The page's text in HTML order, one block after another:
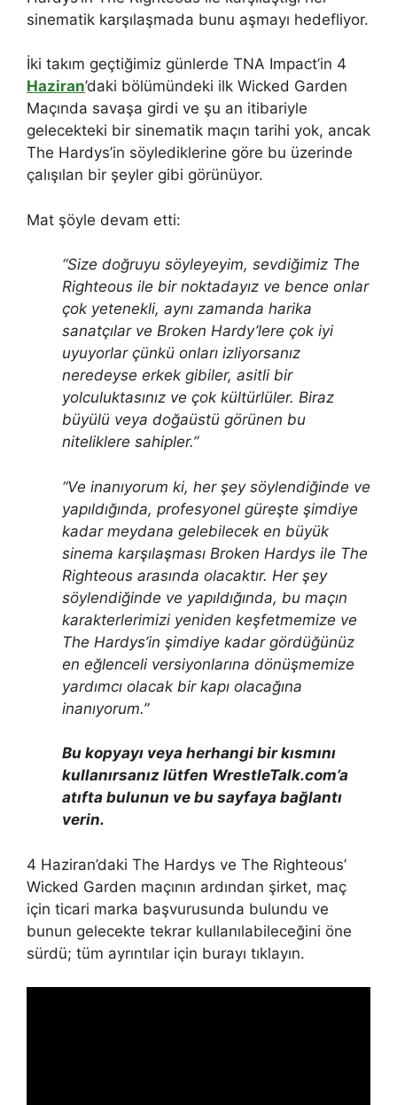
sinematik karşılaşmada bunu aşmayı hedefliyor.
İki takım geçtiğimiz günlerde TNA Impact’in 4
Haziran’daki bölümündeki ilk Wicked Garden
Maçında savaşa girdi ve şu an itibariyle
gelecekteki bir sinematik maçın tarihi yok, ancak
The Hardys’in söylediklerine göre bu üzerinde
çalışılan bir şeyler gibi görünüyor.
Mat şöyle devam etti:
“Size doğruyu söyleyeyim, sevdiğimiz The
Righteous ile bir noktadayız ve bence onlar
çok yetenekli, aynı zamanda harika
sanatçılar ve Broken Hardy’lere çok iyi
uyuyorlar çünkü onları izliyorsanız
neredeyse erkek gibiler, asitli bir
yolculuktasınız ve çok kültürlüler. Biraz
büyülü veya doğaüstü görünen bu
niteliklere sahipler.”
“Ve inanıyorum ki, her şey söylendiğinde ve
yapıldığında, profesyonel güreşte şimdiye
kadar meydana gelebilecek en büyük
sinema karşılaşması Broken Hardys ile The
Righteous arasında olacaktır. Her şey
söylendiğinde ve yapıldığında, bu maçın
karakterlerimizi yeniden keşfetmemize ve
The Hardys’in şimdiye kadar gördüğünüz
en eğlenceli versiyonlarına dönüşmemize
yardımcı olacak bir kapı olacağına
inanıyorum.”
Bu kopyayı veya herhangi bir kısmını
kullanırsanız lütfen WrestleTalk.com’a
atıfta bulunun ve bu sayfaya bağlantı
verin.
4 Haziran’daki The Hardys ve The Righteous’
Wicked Garden maçının ardından şirket, maç
için ticari marka başvurusunda bulundu ve
bunun gelecekte tekrar kullanılabileceğini öne
sürdü; tüm ayrıntılar için burayı tıklayın.